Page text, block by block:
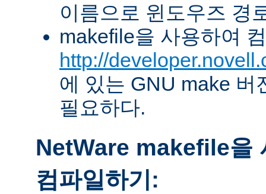
이름으로 윈도우즈 경
makefile을 사용하여
http://
에 있는 GNU make 버
필요하다.
NetWare makefile을
컴파일하기: